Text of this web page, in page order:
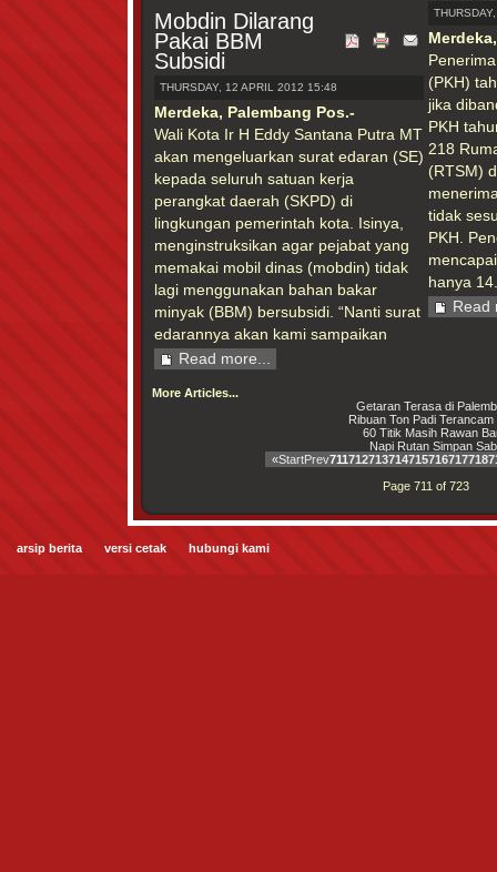
Mobdin Dilarang
Pakai BBM
Subsidi
THURSDAY, 12 APRIL 2012 15:48
Merdeka, Palembang Pos.-
Wali Kota Ir H Eddy Santana Putra MT
akan mengeluarkan surat edaran (SE)
kepada seluruh satuan kerja
perangkat daerah (SKPD) di
lingkungan pemerintah kota. Isinya,
menginstruksikan agar pejabat yang
memakai mobil dinas (mobdin) tidak
lagi menggunakan bahan bakar
minyak (BBM) bersubsidi. “Nanti surat
edarannya akan kami sampaikan
Read more...
(PKH)
jika
PKH
218
(RTSM)
tidak
PKH.
hanya
Read
More Articles...
Getaran Terasa di
Ribuan Ton Padi
60 Titik Masih Rawan
Napi Rutan Simpan
«StartPrev711712713714715716717718
Page 711 of 723
arsip berita versi cetak hubungi kami